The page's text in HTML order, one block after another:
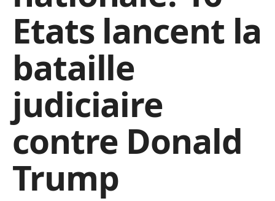
Etats lancent la
bataille
judiciaire
contre Donald
Trump